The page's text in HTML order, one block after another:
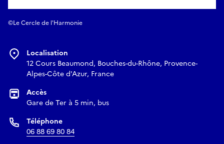
©Le Cercle de l'Harmonie
Localisation
12 Cours Beaumond, Bouches-du-Rhône, Provence-
Alpes-Côte d'Azur, France
Accès
Gare de Ter à 5 min, bus
Téléphone
06 88 69 80 84